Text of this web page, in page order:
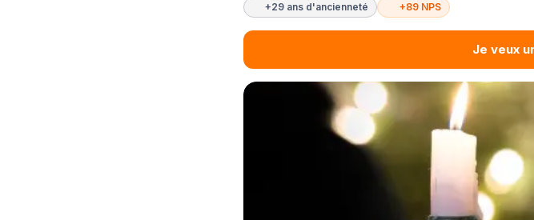
+29 ans d'ancienneté +89 NPS
Je veux